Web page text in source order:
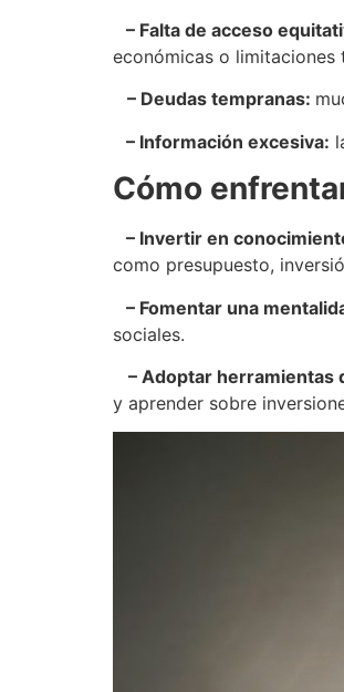
– Falta de acceso
económicas o limitaciones
– Deudas tempranas:
– Información excesiva:
Cómo
– Invertir en
como presupuesto,
– Fomentar una
sociales.
– Adoptar herramientas
y aprender sobre